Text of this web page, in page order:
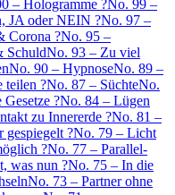
– Hologramme ?No. 99 –
JA oder NEIN ?No. 97 –
Corona ?No. 95 –
SchuldNo. 93 – Zu viel
No. 90 – HypnoseNo. 89 –
teilen ?No. 87 – SüchteNo.
?No. 84 – Lügen
zu Innererde ?No. 81 –
gespiegelt ?No. 79 – Licht
?No. 77 – Parallel-
was nun ?No. 75 – In die
No. 73 – Partner ohne